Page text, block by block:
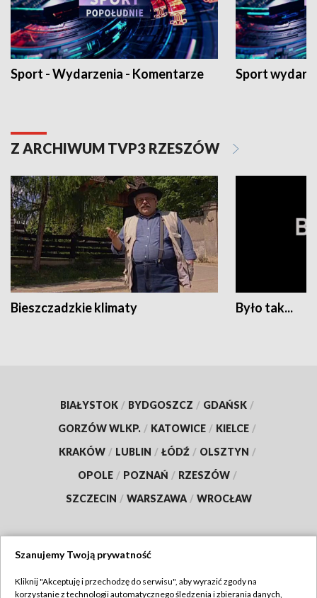
Sport - Wydarzenia - Komentarze Sport
Z ARCHIWUM TVP3 RZESZÓW
Bieszczadzkie klimaty Było tak...
BIAŁYSTOK / BYDGOSZCZ / GDAŃSK /
GORZÓW WLKP. / KATOWICE / KIELCE /
KRAKÓW / LUBLIN / ŁÓDŹ / OLSZTYN /
OPOLE / POZNAŃ / RZESZÓW /
SZCZECIN / WARSZAWA / WROCŁAW
Szanujemy Twoją prywatność
Kliknij "Akceptuję i przechodzę do serwisu", aby wyrazić zgody na
korzystanie z technologii automatycznego śledzenia i zbierania danych,